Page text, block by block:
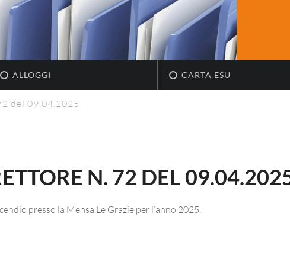
ALLOGGI CARTA ESU
del 09.04.2025
N. 72 DEL
presso la Mensa Le Grazie per l’anno 2025.